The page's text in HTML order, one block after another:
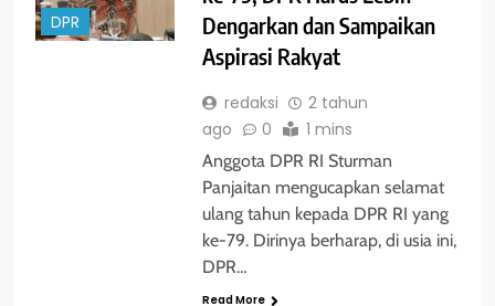
DPR
Dengarkan dan Sampaikan
Aspirasi Rakyat
redaksi
2 tahun
ago
0 1 mins
Anggota DPR RI Sturman
Panjaitan mengucapkan selamat
ulang tahun kepada DPR RI yang
ke-79. Dirinya berharap, di usia ini,
DPR…
Read More